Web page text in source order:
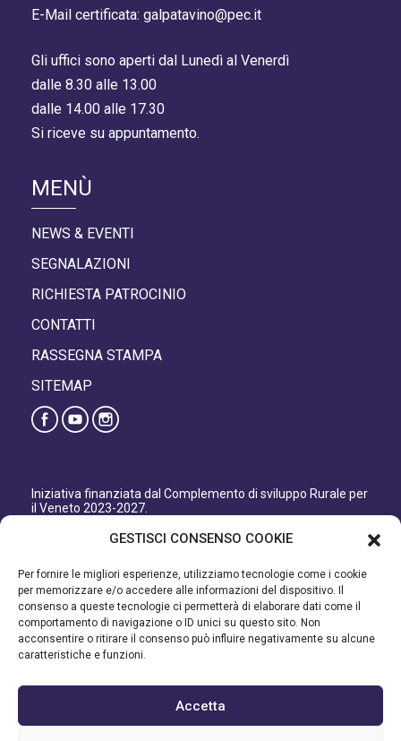
GESTISCI CONSENSO COOKIE
Per fornire le migliori esperienze, utilizziamo tecnologie come i cookie
per memorizzare e/o accedere alle informazioni del dispositivo. Il
consenso a queste tecnologie ci permetterà di elaborare dati come il
comportamento di navigazione o ID unici su questo sito. Non
acconsentire o ritirare il consenso può influire negativamente su alcune
caratteristiche e funzioni.
Accetta
E-Mail certificata: galpatavino@pec.it
Gli uffici sono aperti dal Lunedì al Venerdì
dalle 8.30 alle 13.00
dalle 14.00 alle 17.30
Si riceve su appuntamento.
MENÙ
NEWS & EVENTI
SEGNALAZIONI
RICHIESTA PATROCINIO
CONTATTI
RASSEGNA STAMPA
SITEMAP
Iniziativa finanziata dal Complemento di sviluppo Rurale per
il Veneto 2023-2027.
Direzione AdG FEASR Bonifica e Irrigazione.
Iniziativa finanziata dal Programma di Sviluppo Rurale per il
Veneto 2014-2022.
Organismo responsabile dell’informazione: GAL Patavino.